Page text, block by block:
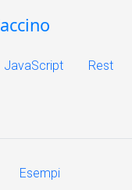
JavaScript Rest
Esempi